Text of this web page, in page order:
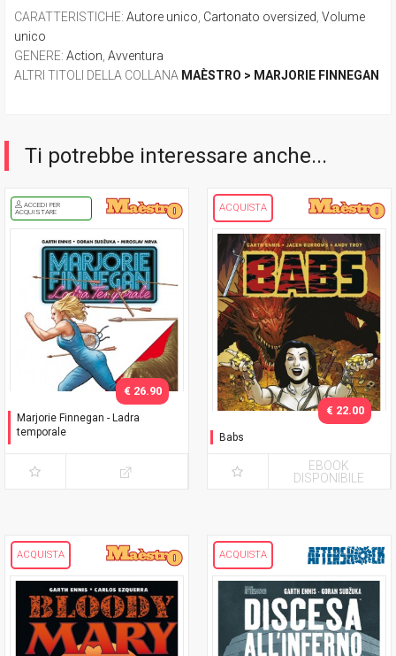
CARATTERISTICHE: Autore unico Cartonato oversized Volume
unico
GENERE: Action Avventura
ALTRI TITOLI DELLA COLLANA MAÈSTRO > MARJORIE FINNEGAN
Ti potrebbe interessare anche...
ACCEDI PER
ACQUISTARE
Marjorie Finnegan - Ladra
temporale
€ 26.90
ACQUISTA
Babs
€ 22.00
EBOOK
DISPONIBILE
ACQUISTA ACQUISTA